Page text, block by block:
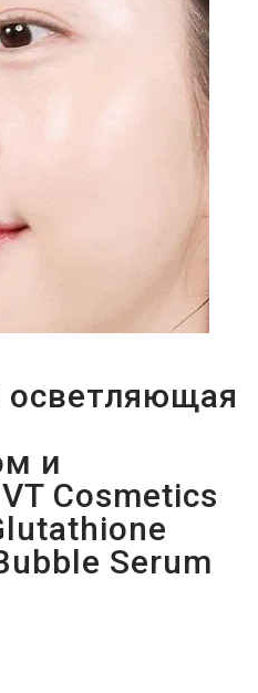
осветляющая
и
Cosmetics
Serum